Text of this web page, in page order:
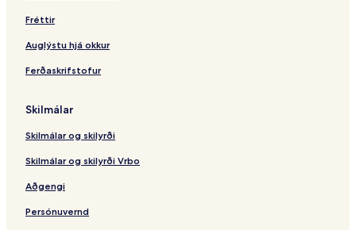
t
e
g
n
a
&
R
e
s
r
Fréttir
Auglýstu hjá okkur
Ferðaskrifstofur
Skilmálar
Skilmálar og skilyrði
Skilmálar og skilyrði Vrbo
Aðgengi
Persónuvernd